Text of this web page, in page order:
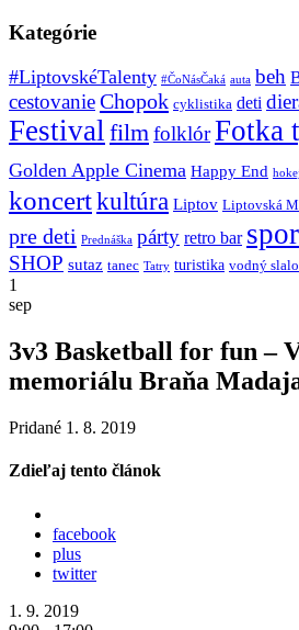
Kategórie
#LiptovskéTalenty #ČoNásČaká auta beh
cestovanieChopok cyklistika deti
Festival filmfolklórFotka
Golden Apple Cinema Happy End hokej
koncertkultúra Liptov Liptovská
pre deti Prednáška párty retro bar
SHOP sutaz tanec Tatry turistika vodný
1
sep
3v3 Basketball for fun –
memoriálu Braňa
Pridané 1. 8. 2019
Zdieľaj tento článok
facebook
plus
twitter
1. 9. 2019